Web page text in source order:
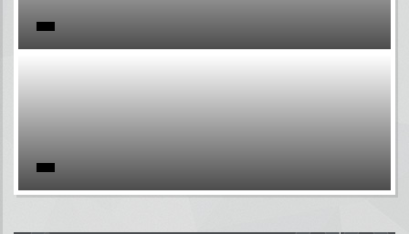
Por favor, aguarde...